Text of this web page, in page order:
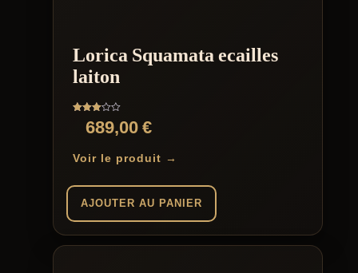
choisies
Lorica Squamata ecailles
laiton
Note
3.00689,00€
Voir le produit →
AJOUTER AU PANIER